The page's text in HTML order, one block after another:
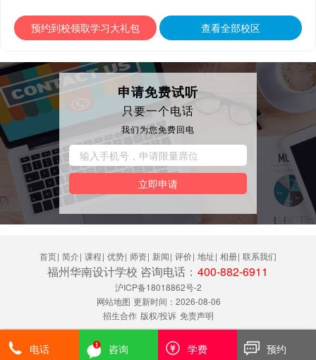
预约到校领取学习大礼包 查看全部校区
申请免费试听
只要一个电话
我们为您免费回电
立即申请
首页| 简介| 课程| 优势| 师资| 新闻| 评价| 地址| 相册| 联系我们
福州华南设计学校 咨询电话： 400-882-6911
沪ICP备18018862号-2
网站地图 更新时间：2026-08-06
招生合作 版权/投诉 免责声明
电话 咨询 学费 预约